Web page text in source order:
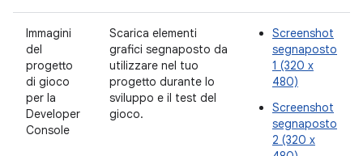
Immagini
del
progetto
di gioco
per la
Developer
Console
Scarica elementi
grafici segnaposto da
utilizzare nel tuo
progetto durante lo
sviluppo e il test del
gioco.
Screenshot
segnaposto
1 (320 x
480)
Screenshot
segnaposto
2 (320 x